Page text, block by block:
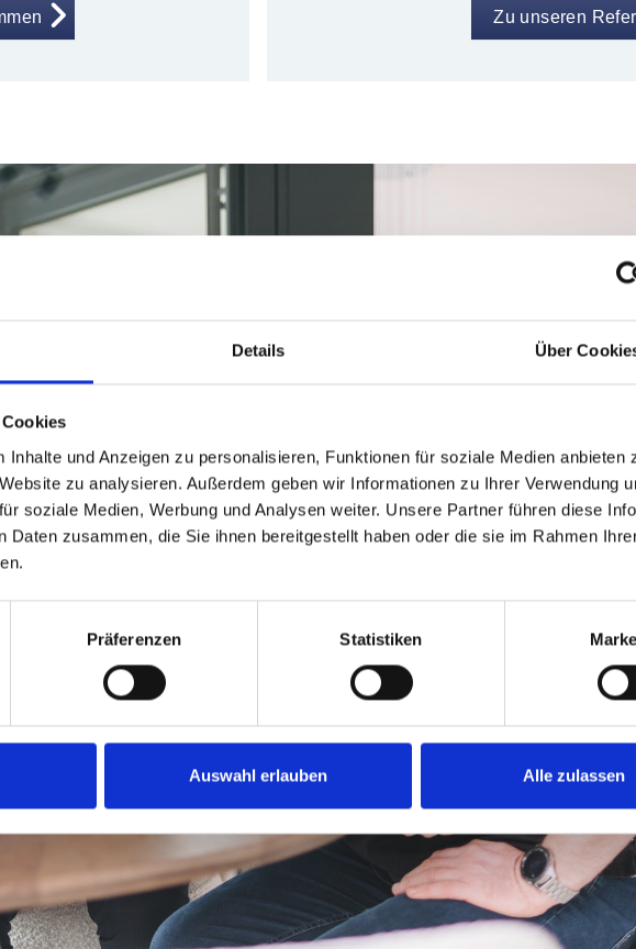
Details Über
Inhalte und Anzeigen zu personalisieren, Funktionen für soziale Medien anbieten
zu analysieren. Außerdem geben wir Informationen zu Ihrer Verwendung
soziale Medien, Werbung und Analysen weiter. Unsere Partner führen diese
Daten zusammen, die Sie ihnen bereitgestellt haben oder die sie im Rahmen
Präferenzen Statistiken
Auswahl erlauben Alle zulassen
Zu unseren
mit unserer Arbeit begeistern
DAS IST UNSER STREBEN